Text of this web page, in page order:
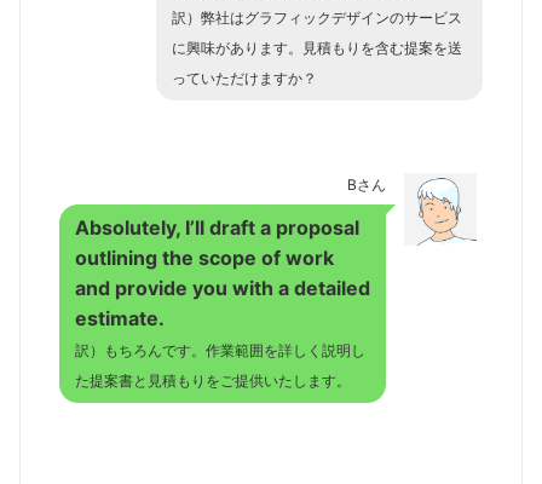
訳）弊社はグラフィックデザインのサービス
に興味があります。見積もりを含む提案を送
っていただけますか？
Bさん
Absolutely, I’ll draft a proposal
outlining the scope of work
and provide you with a detailed
estimate.
訳）もちろんです。作業範囲を詳しく説明し
た提案書と見積もりをご提供いたします。